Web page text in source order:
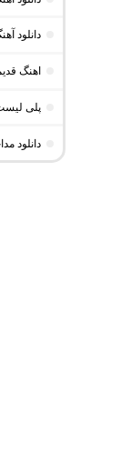
دانلود
اهنگ
پلی
دانلود